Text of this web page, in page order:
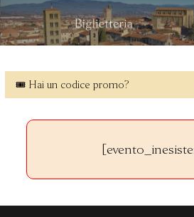
🎟 Hai un codice promo?